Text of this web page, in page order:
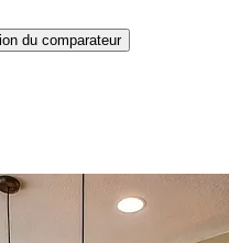
du comparateur